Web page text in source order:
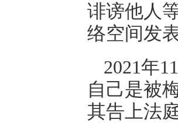
诽谤他人
络空间发
2021年
自己是被
其告上法